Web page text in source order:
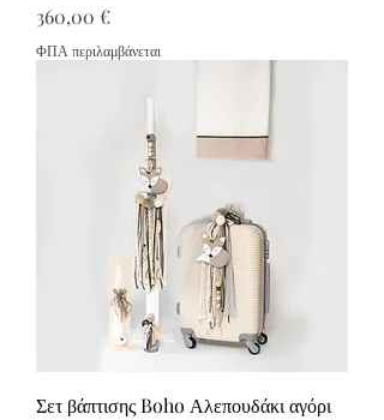
Τιμή
360,00 €
ΦΠΑ περιλαμβάνεται
Σετ βάπτισης Boho Αλεπουδάκι αγόρι